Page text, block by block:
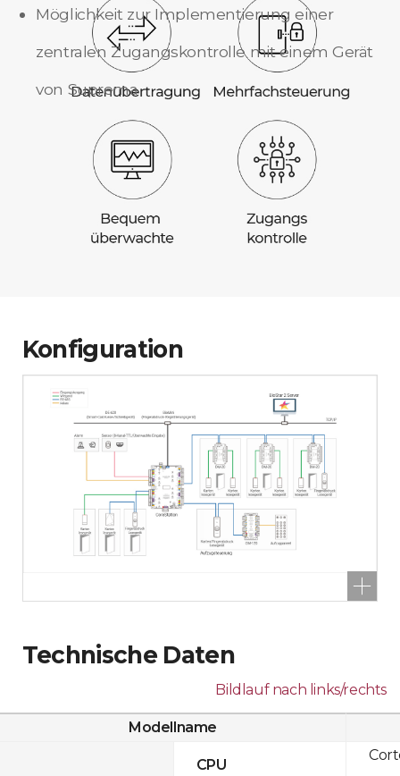
Möglichkeit zur Implementierung einer
zentralen Zugangskontrolle mit einem Gerät
von Suprema
Konfiguration
Technische Daten
Bildlauf nach links/rechts
Modellname
CPU